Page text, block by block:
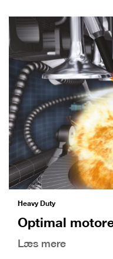
Heavy Duty
Optimal
Læs mere